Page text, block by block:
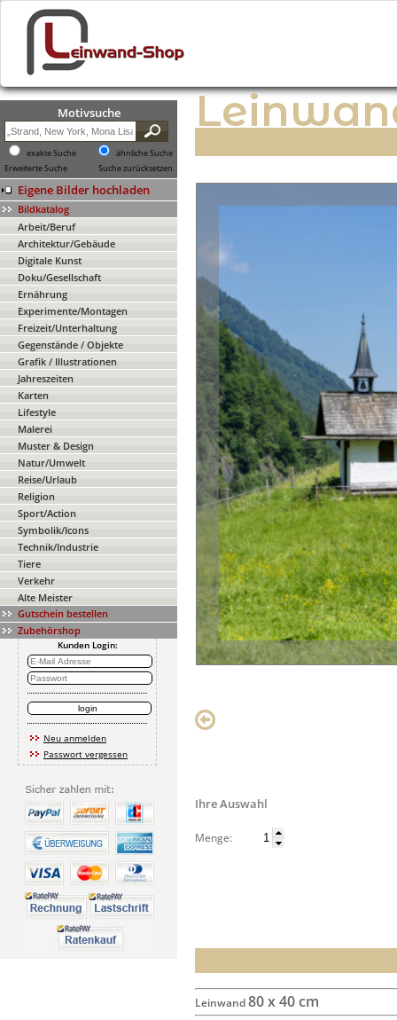
Motivsuche
exakte Suche
ähnliche Suche
Erweiterte Suche
Suche zurücksetzen
Eigene Bilder hochladen
Bildkatalog
Arbeit/Beruf
Architektur/Gebäude
Digitale Kunst
Doku/Gesellschaft
Ernährung
Experimente/Montagen
Freizeit/Unterhaltung
Gegenstände / Objekte
Grafik / Illustrationen
Jahreszeiten
Karten
Lifestyle
Malerei
Muster & Design
Natur/Umwelt
Reise/Urlaub
Religion
Sport/Action
Symbolik/Icons
Technik/Industrie
Tiere
Verkehr
Alte Meister
Gutschein bestellen
Zubehörshop
Kunden Login:
Neu anmelden
Passwort vergessen
Ihre Auswahl
Menge:
Leinwand80 x 40 cm